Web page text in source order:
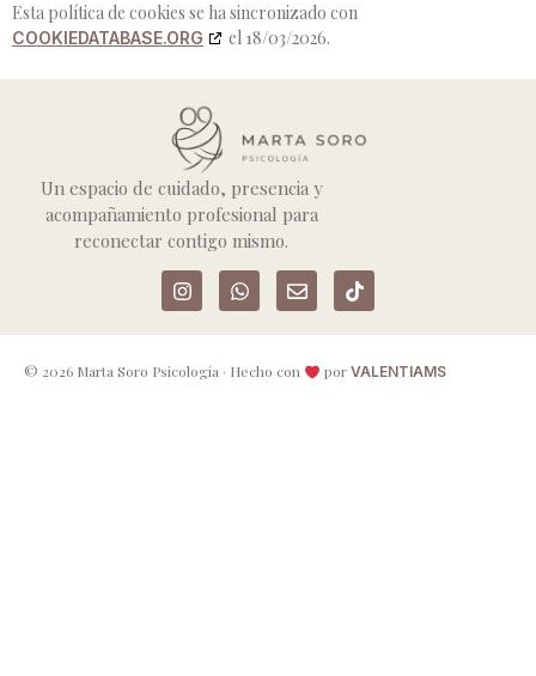
Esta política de cookies se ha sincronizado con
COOKIEDATABASE.ORG el 18/03/2026.
Un espacio de cuidado, presencia y
acompañamiento profesional para
reconectar contigo mismo.
© 2026 Marta Soro Psicología · Hecho con ​ por VALENTIAMS